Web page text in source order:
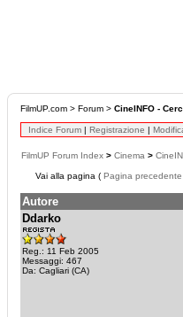
FilmUP.com > Forum > CineINFO -
Indice Forum | Registrazione |
FilmUP Forum Index > Cinema >
Vai alla pagina ( Pagina precedente
Autore
Ddarko
Reg.: 11 Feb 2005
Messaggi: 467
Da: Cagliari (CA)